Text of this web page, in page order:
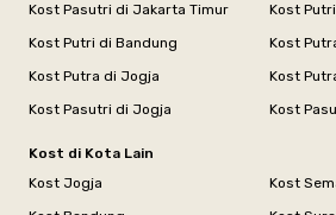
Kost Pasutri di Jakarta Timur
Kost
Kost Putri di Bandung
Kost
Kost Putra di Jogja
Kost
Kost Pasutri di Jogja
Kost
Kost di Kota Lain
Kost Jogja
Kost